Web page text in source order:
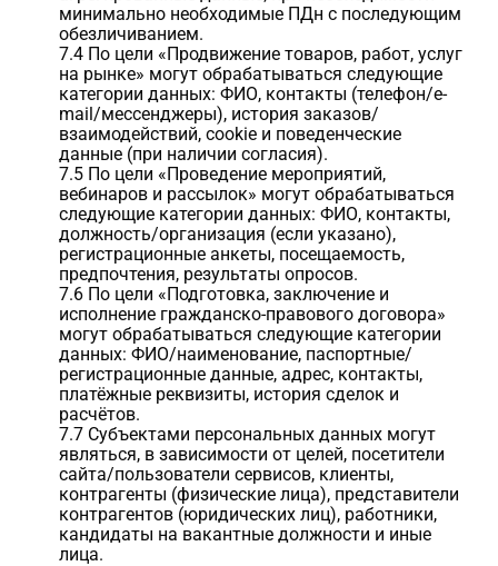
минимально необходимые ПДн с последующим
обезличиванием.
7.4 По цели «Продвижение товаров, работ, услуг
на рынке» могут обрабатываться следующие
категории данных: ФИО, контакты (телефон/e-
mail/мессенджеры), история заказов/
взаимодействий, cookie и поведенческие
данные (при наличии согласия).
7.5 По цели «Проведение мероприятий,
вебинаров и рассылок» могут обрабатываться
следующие категории данных: ФИО, контакты,
должность/организация (если указано),
регистрационные анкеты, посещаемость,
предпочтения, результаты опросов.
7.6 По цели «Подготовка, заключение и
исполнение гражданско-правового договора»
могут обрабатываться следующие категории
данных: ФИО/наименование, паспортные/
регистрационные данные, адрес, контакты,
платёжные реквизиты, история сделок и
расчётов.
7.7 Субъектами персональных данных могут
являться, в зависимости от целей, посетители
сайта/пользователи сервисов, клиенты,
контрагенты (физические лица), представители
контрагентов (юридических лиц), работники,
кандидаты на вакантные должности и иные
лица.